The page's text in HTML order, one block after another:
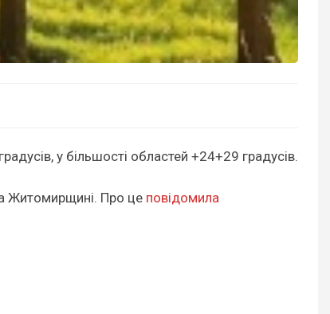
у більшості областей +24+29 градусів.
Житомирщині. Про це повідомила